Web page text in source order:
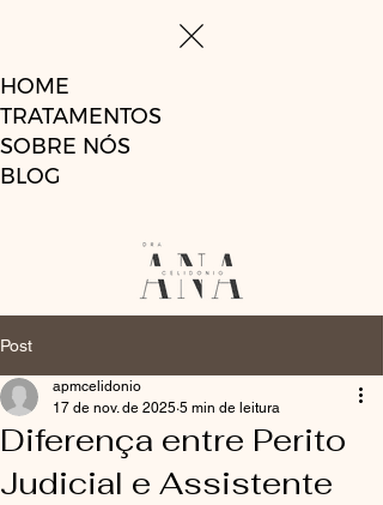
HOME
TRATAMENTOS
SOBRE NÓS
BLOG
Post
Diferença entre Perito
Judicial e Assistente
apmcelidonio
17 de nov. de 2025 5 min de leitura